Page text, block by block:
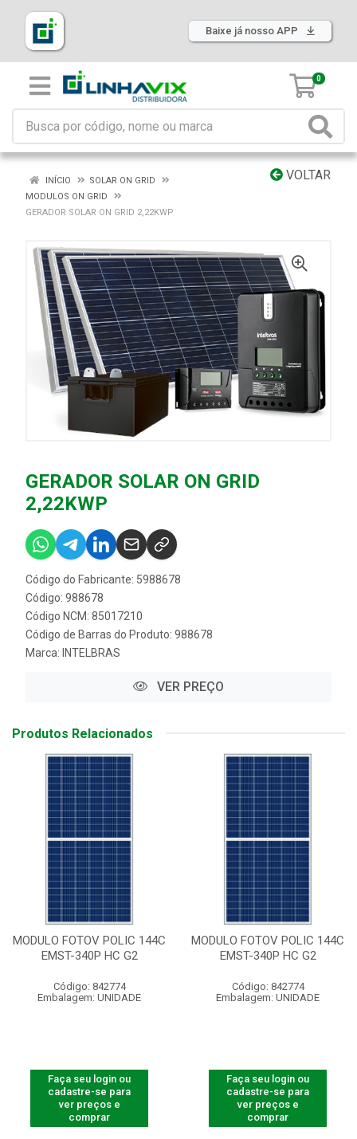
Baixe já nosso APP
0
VOLTAR
INÍCIO
SOLAR ON GRID
MODULOS ON GRID
GERADOR SOLAR ON GRID 2,22KWP
GERADOR SOLAR ON GRID
2,22KWP
Código do Fabricante: 5988678
Código: 988678
Código NCM: 85017210
Código de Barras do Produto: 988678
Marca: INTELBRAS
VER PREÇO
Produtos Relacionados
MODULO FOTOV POLIC 144C
EMST-340P HC G2
Código: 842774
Embalagem: UNIDADE
Faça seu login ou
cadastre-se para
ver preços e
comprar
MODULO FOTOV POLIC 144C
EMST-340P HC G2
Código: 842774
Embalagem: UNIDADE
Faça seu login ou
cadastre-se para
ver preços e
comprar